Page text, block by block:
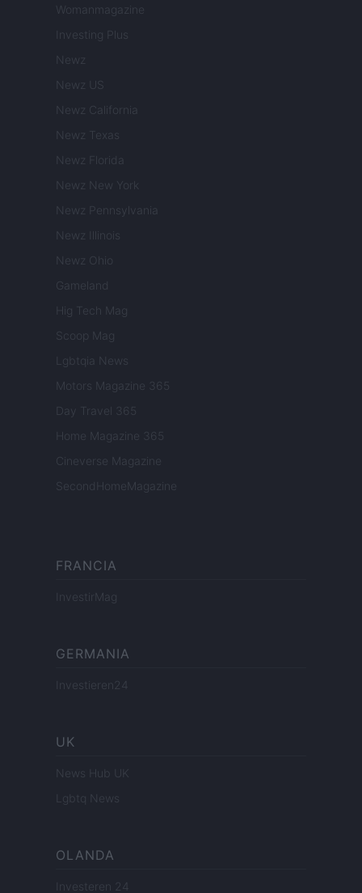
Womanmagazine
Investing Plus
Newz
Newz US
Newz California
Newz Texas
Newz Florida
Newz New York
Newz Pennsylvania
Newz Illinois
Newz Ohio
Gameland
Hig Tech Mag
Scoop Mag
Lgbtqia News
Motors Magazine 365
Day Travel 365
Home Magazine 365
Cineverse Magazine
SecondHomeMagazine
FRANCIA
InvestirMag
GERMANIA
Investieren24
UK
News Hub UK
Lgbtq News
OLANDA
Investeren 24